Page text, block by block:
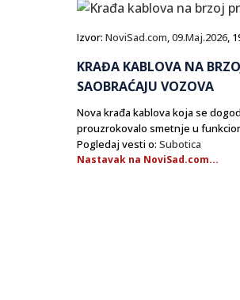
Izvor: NoviSad.com,09.Maj.2026,
KRAĐA KABLOVA NA
SAOBRAĆAJU VOZOVA
Nova krađa kablova koja se
prouzrokovalo smetnje u
Pogledaj vesti o: Subotica
Nastavak na NoviSad.com...